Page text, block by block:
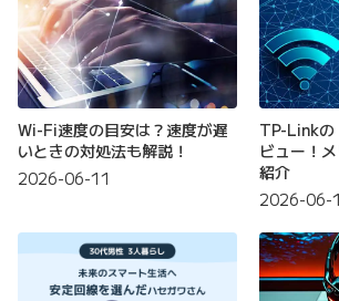
Wi-Fi速度の目安は？速度が遅
いときの対処法も解説！
2026-06-11
TP-Linkの
ビュー！
紹介
2026-06-